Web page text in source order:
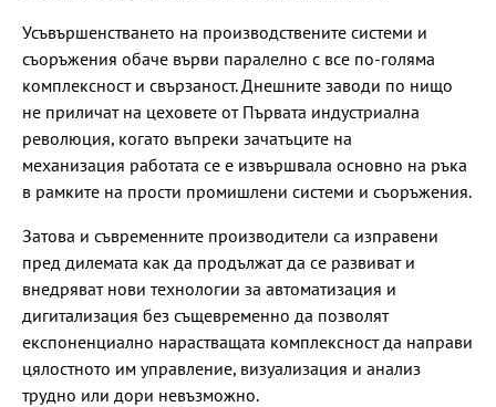
Усъвършенстването на производствените системи и
съоръжения обаче върви паралелно с все по-голяма
комплексност и свързаност. Днешните заводи по нищо
не приличат на цеховете от Първата индустриална
революция, когато въпреки зачатъците на
механизация работата се е извършвала основно на ръка
в рамките на прости промишлени системи и съоръжения.
Затова и съвременните производители са изправени
пред дилемата как да продължат да се развиват и
внедряват нови технологии за автоматизация и
дигитализация без същевременно да позволят
експоненциално нарастващата комплексност да направи
цялостното им управление, визуализация и анализ
трудно или дори невъзможно.